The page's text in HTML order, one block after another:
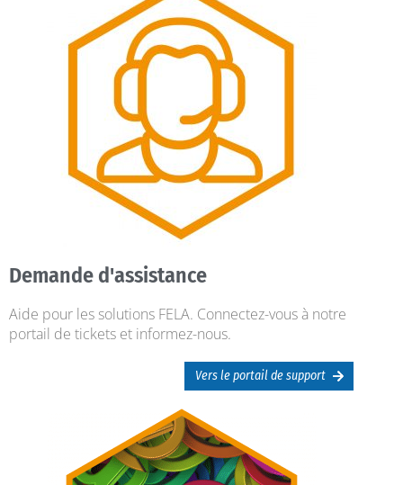
Demande d'assistance
Aide pour les solutions FELA. Connectez-vous à notre
portail de tickets et informez-nous.
Vers le portail de support